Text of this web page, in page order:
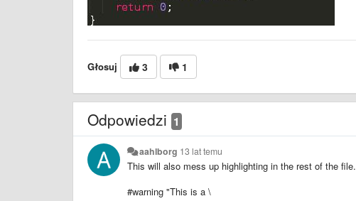
Głosuj 3 1
Odpowiedzi 1
aahlborg 13 lat temu
This will also mess up highlighting in the rest of the file.
#warning "This is a \